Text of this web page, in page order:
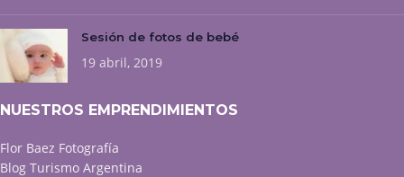
Sesión de fotos de bebé
19 abril, 2019
NUESTROS EMPRENDIMIENTOS
Flor Baez Fotografía
Blog Turismo Argentina